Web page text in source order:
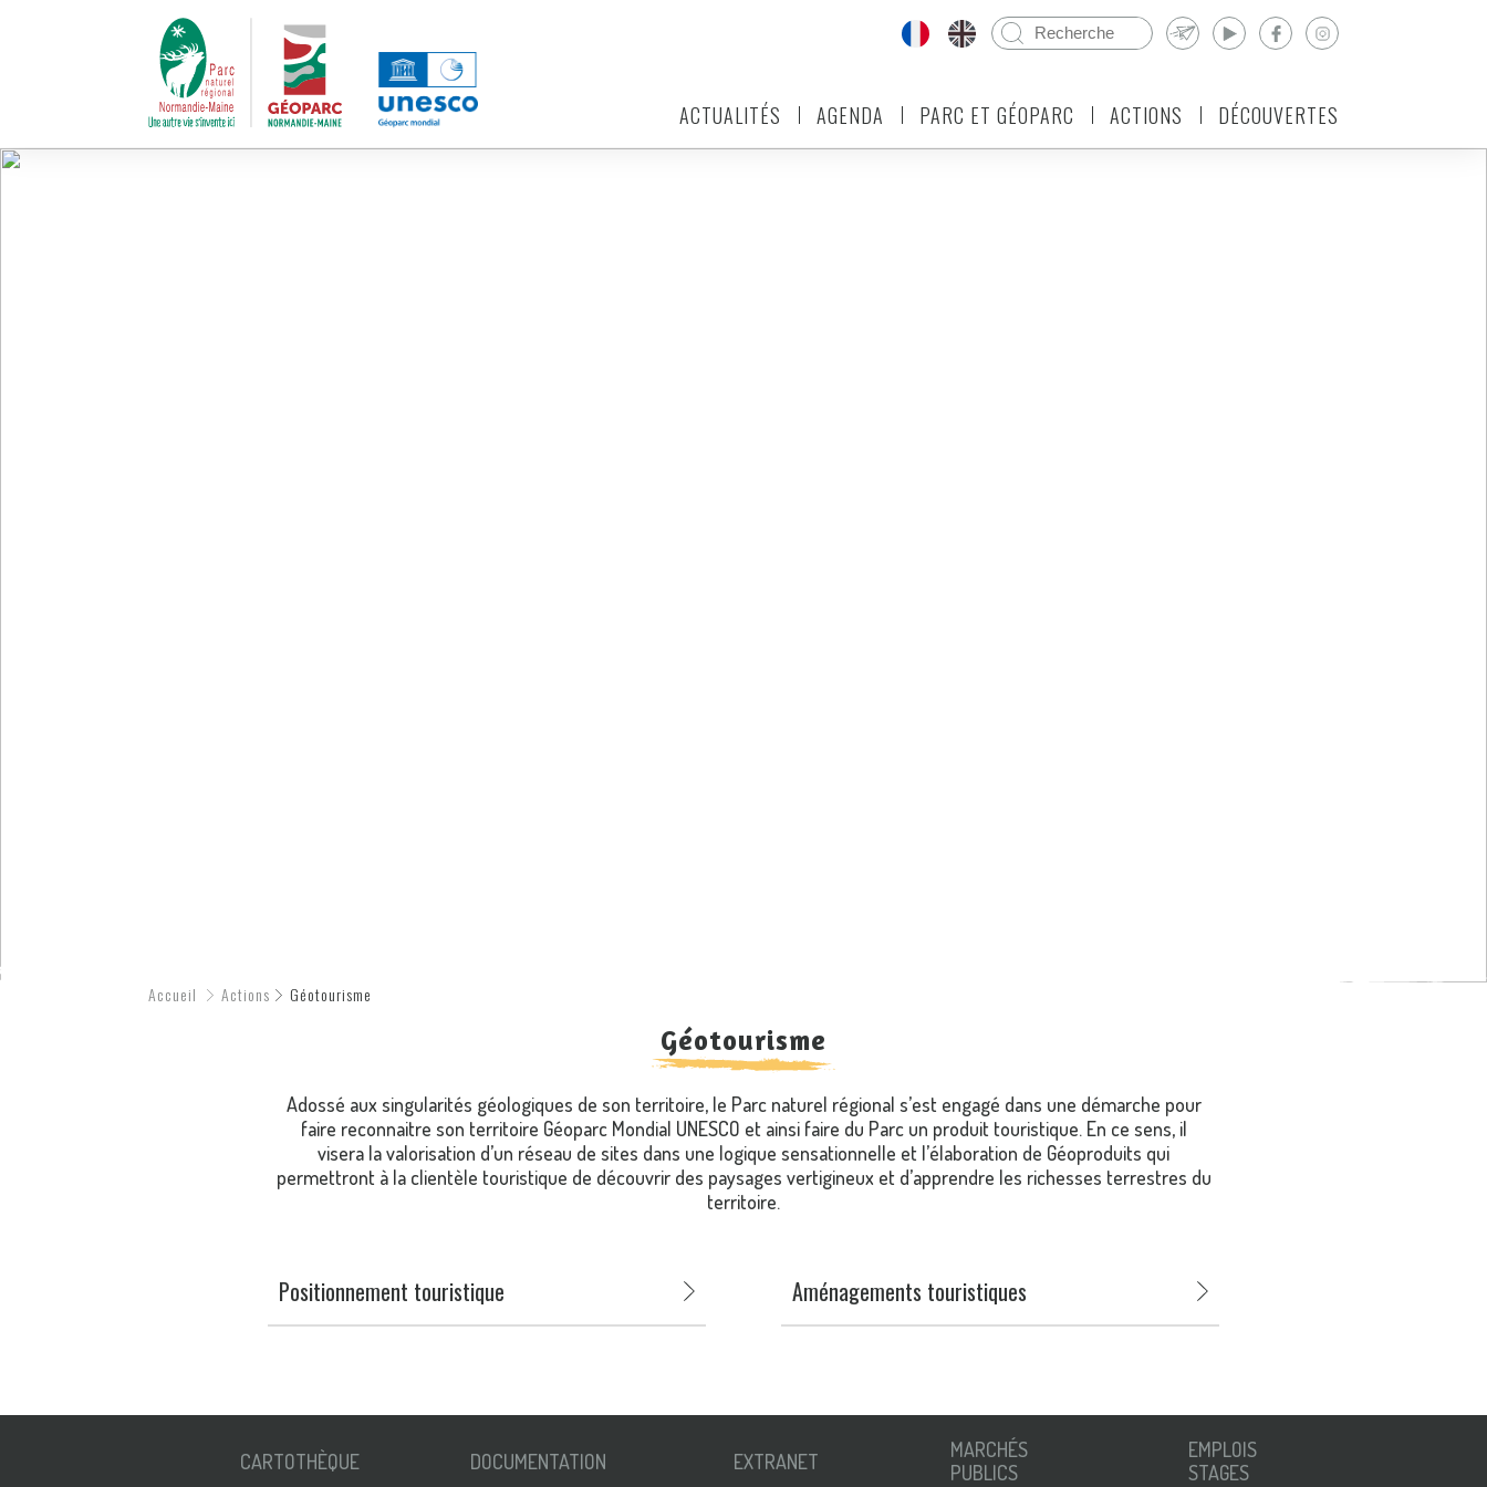
ACTUALITÉS AGENDA PARC ET GÉOPARC ACTIONS DÉCOUVERTES
Accueil Actions Géotourisme
Géotourisme
Adossé aux singularités géologiques de son territoire, le Parc naturel régional s’est engagé dans une démarche pour
faire reconnaitre son territoire Géoparc Mondial UNESCO et ainsi faire du Parc un produit touristique. En ce sens, il
visera la valorisation d’un réseau de sites dans une logique sensationnelle et l’élaboration de Géoproduits qui
permettront à la clientèle touristique de découvrir des paysages vertigineux et d’apprendre les richesses terrestres du
territoire.
Positionnement touristique Aménagements touristiques
CARTOTHÈQUE DOCUMENTATION EXTRANET
MARCHÉS
PUBLICS
EMPLOIS
STAGES